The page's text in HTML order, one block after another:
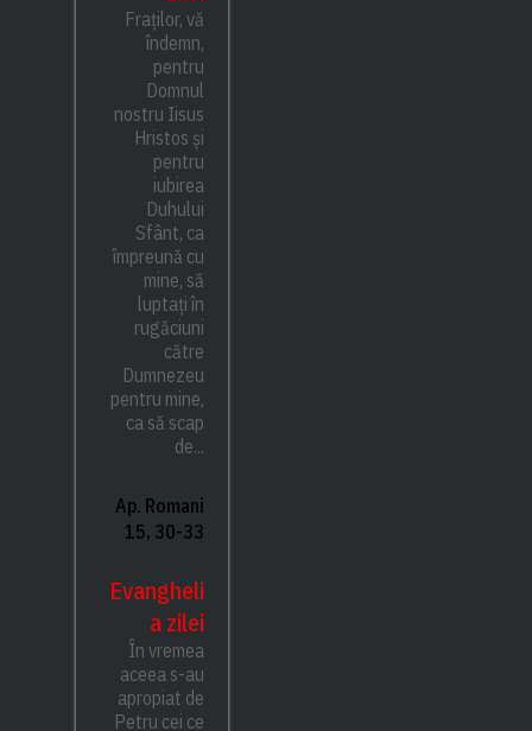
Fraților, vă
îndemn,
pentru
Domnul
nostru Iisus
Hristos și
pentru
iubirea
Duhului
Sfânt, ca
împreună cu
mine, să
luptați în
rugăciuni
către
Dumnezeu
pentru mine,
ca să scap
de...
Ap. Romani
15, 30-33
Evangheli
a zilei
În vremea
aceea s-au
apropiat de
Petru cei ce